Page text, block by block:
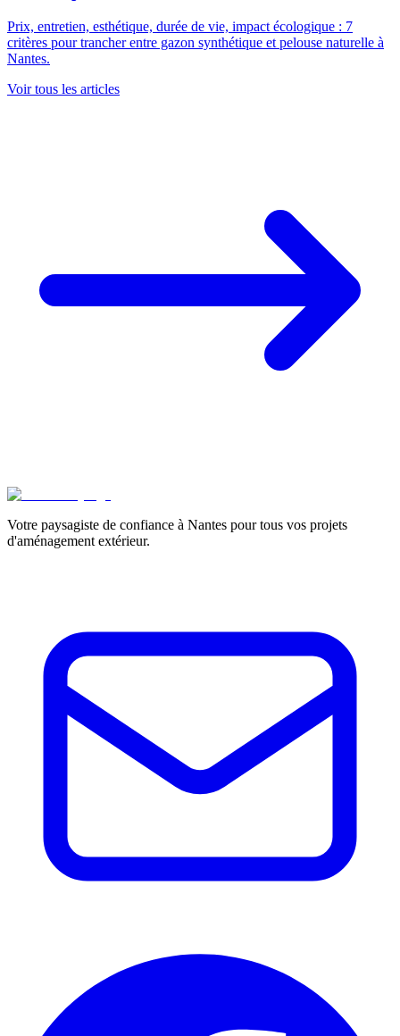
Prix, entretien, esthétique, durée de vie, impact écologique : 7
critères pour trancher entre gazon synthétique et pelouse naturelle à
Nantes.
Voir tous les articles
Votre paysagiste de confiance à Nantes pour tous vos projets
d'aménagement extérieur.